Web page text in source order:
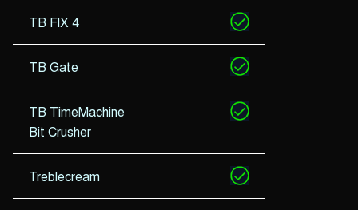
TB FlX 4
TB Gate
TB TimeMachine
Bit Crusher
Treblecream